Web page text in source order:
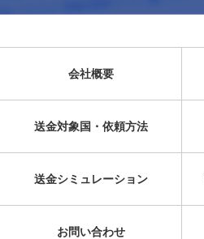
会社概要
送金対象国・依頼方法
送金シミュレーション
お問い合わせ